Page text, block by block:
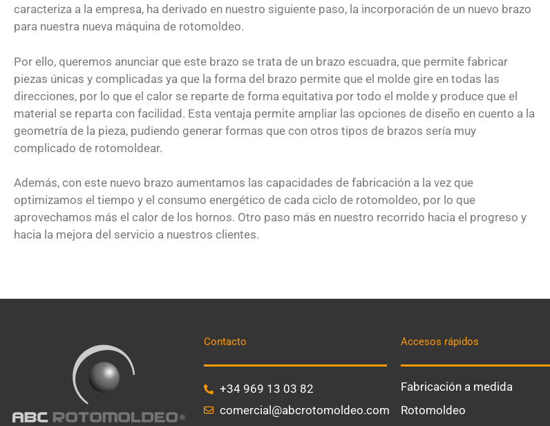
caracteriza a la empresa, ha derivado en nuestro siguiente paso, la incorporación de un nuevo brazo
para nuestra nueva máquina de rotomoldeo.
Por ello, queremos anunciar que este brazo se trata de un brazo escuadra, que permite fabricar
piezas únicas y complicadas ya que la forma del brazo permite que el molde gire en todas las
direcciones, por lo que el calor se reparte de forma equitativa por todo el molde y produce que el
material se reparta con facilidad. Esta ventaja permite ampliar las opciones de diseño en cuento a la
geometría de la pieza, pudiendo generar formas que con otros tipos de brazos sería muy
complicado de rotomoldear.
Además, con este nuevo brazo aumentamos las capacidades de fabricación a la vez que
optimizamos el tiempo y el consumo energético de cada ciclo de rotomoldeo, por lo que
aprovechamos más el calor de los hornos. Otro paso más en nuestro recorrido hacia el progreso y
hacia la mejora del servicio a nuestros clientes.
Contacto
+34 969 13 03 82
comercial@abcrotomoldeo.com
Accesos rápidos
Fabricación a medida
Rotomoldeo